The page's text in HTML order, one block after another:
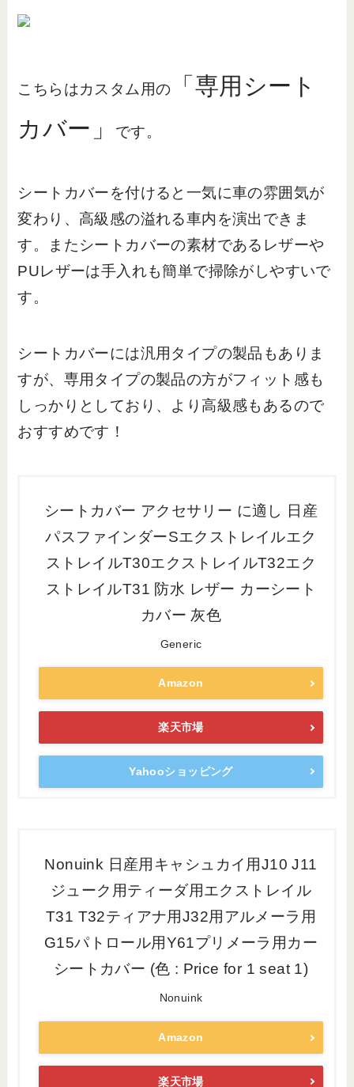
こちらはカスタム用の
「専用シート
カバー」
です。
シートカバーを付けると一気に車の雰囲気が
変わり、高級感の溢れる車内を演出できま
す。またシートカバーの素材であるレザーや
PUレザーは手入れも簡単で掃除がしやすいで
す。
シートカバーには汎用タイプの製品もありま
すが、専用タイプの製品の方がフィット感も
しっかりとしており、より高級感もあるので
おすすめです！
シートカバー アクセサリー に適し 日産
パスファインダーSエクストレイルエク
ストレイルT30エクストレイルT32エク
ストレイルT31 防水 レザー カーシート
カバー 灰色
Generic
Amazon
楽天市場
Yahooショッピング
Nonuink 日産用キャシュカイ用J10 J11
ジューク用ティーダ用エクストレイル
T31 T32ティアナ用J32用アルメーラ用
G15パトロール用Y61プリメーラ用カー
シートカバー (色 : Price for 1 seat 1)
Nonuink
Amazon
楽天市場